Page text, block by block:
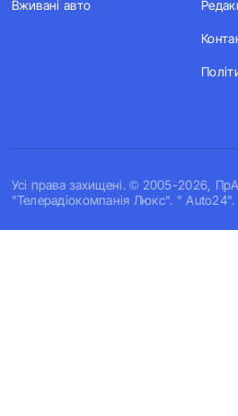
Усi права захищенi. © 2005-2026,
"Телерадіокомпанія Люкс". " Auto24".
Вживані авто